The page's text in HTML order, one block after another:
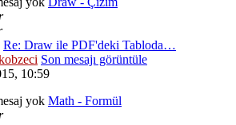
Re: Draw ile PDF'deki Tabloda…
Son mesajı görüntüle
10:59
Math - Formül